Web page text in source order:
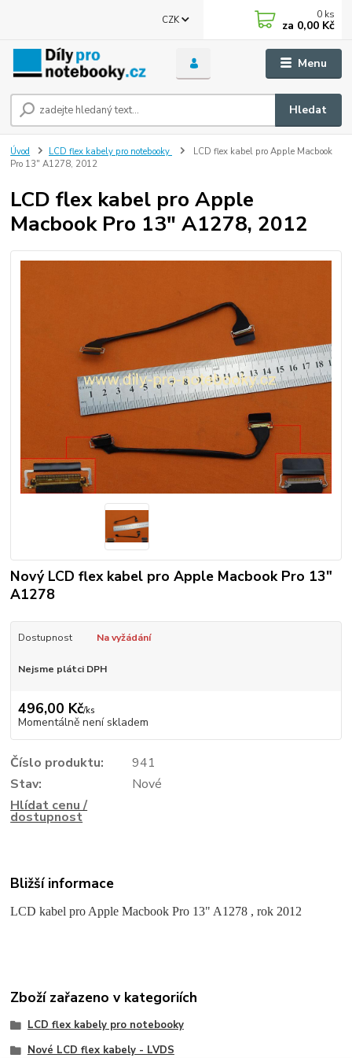
Menu
CZK
Hledat
0 ks
za 0,00 Kč
Úvod LCD flex kabely pro notebooky
LCD flex kabel pro Apple Macbook
Pro 13" A1278, 2012
LCD flex kabel pro Apple
Macbook Pro 13" A1278, 2012
Nový LCD flex kabel pro Apple Macbook Pro 13"
A1278
Dostupnost Na vyžádání
Nejsme plátci DPH
496,00 Kč/ks
Momentálně není skladem
Číslo produktu:
941
Stav:
Nové
Hlídat cenu /
dostupnost
Bližší informace
LCD kabel pro Apple Macbook Pro 13" A1278 , rok 2012
Zboží zařazeno v kategoriích
LCD flex kabely pro notebooky
Nové LCD flex kabely - LVDS